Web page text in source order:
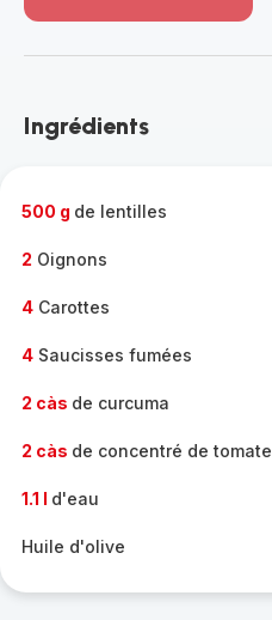
-
gamme
Ingrédients
500 g de lentilles
2 Oignons
4 Carottes
4 Saucisses fumées
2 càs de curcuma
2 càs de concentré de tomate
1.1 l d'eau
Huile d'olive